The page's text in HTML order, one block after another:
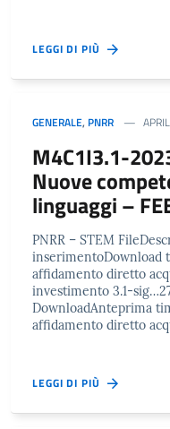
LEGGI DI PIÙ
GENERALE, PNRR
M4C1I3.1-
Nuove
linguaggi –
PNRR – STEM
inserimentoDownload
affidamento diretto
investimento 3.1-
DownloadAnteprima
affidamento diretto
LEGGI DI PIÙ